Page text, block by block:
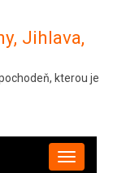
Jihlava,
kterou je